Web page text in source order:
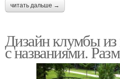
читать дальше →
Дизайн клумбы из
с названиями.